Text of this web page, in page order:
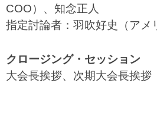
COO）、知念正人
指定討論者：羽吹好史（アメ
クロージング・セッション
大会長挨拶、次期大会長挨拶